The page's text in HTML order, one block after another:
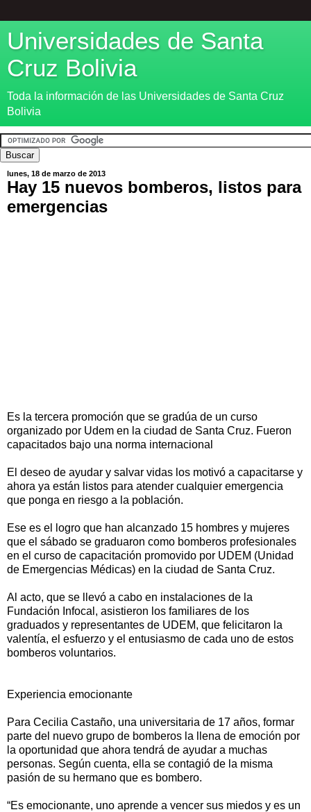
Universidades de Santa
Cruz Bolivia
Toda la información de las Universidades de Santa Cruz
Bolivia
lunes, 18 de marzo de 2013
Hay 15 nuevos bomberos, listos para
emergencias
Es la tercera promoción que se gradúa de un curso
organizado por Udem en la ciudad de Santa Cruz. Fueron
capacitados bajo una norma internacional
El deseo de ayudar y salvar vidas los motivó a capacitarse y
ahora ya están listos para atender cualquier emergencia
que ponga en riesgo a la población.
Ese es el logro que han alcanzado 15 hombres y mujeres
que el sábado se graduaron como bomberos profesionales
en el curso de capacitación promovido por UDEM (Unidad
de Emergencias Médicas) en la ciudad de Santa Cruz.
Al acto, que se llevó a cabo en instalaciones de la
Fundación Infocal, asistieron los familiares de los
graduados y representantes de UDEM, que felicitaron la
valentía, el esfuerzo y el entusiasmo de cada uno de estos
bomberos voluntarios.
Experiencia emocionante
Para Cecilia Castaño, una universitaria de 17 años, formar
parte del nuevo grupo de bomberos la llena de emoción por
la oportunidad que ahora tendrá de ayudar a muchas
personas. Según cuenta, ella se contagió de la misma
pasión de su hermano que es bombero.
“Es emocionante, uno aprende a vencer sus miedos y es un